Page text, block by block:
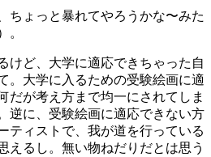
ちょっと暴れてやろうかな〜みた
。
けど、大学に適応できちゃった自
。大学に入るための受験絵画に適
だが考え方まで均一にされてしま
逆に、受験絵画に適応できない方
ティストで、我が道を行っている
えるし。無い物ねだりだとは思う